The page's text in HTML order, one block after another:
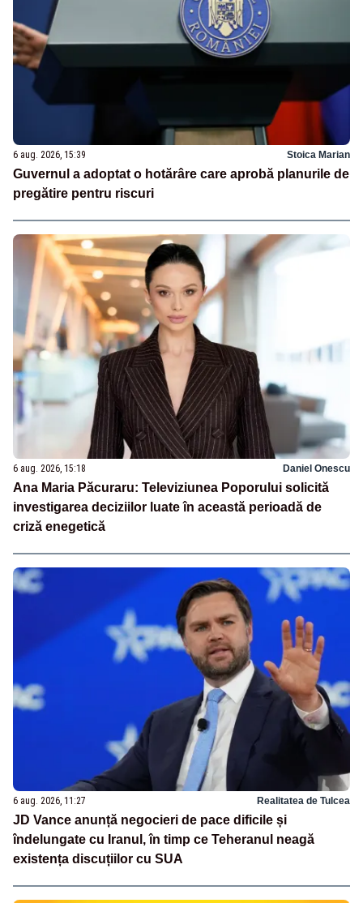
6 aug. 2026, 15:39 Stoica Marian
Guvernul a adoptat o hotărâre care aprobă planurile de
pregătire pentru riscuri
6 aug. 2026, 15:18 Daniel Onescu
Ana Maria Păcuraru: Televiziunea Poporului solicită
investigarea deciziilor luate în această perioadă de
criză enegetică
6 aug. 2026, 11:27 Realitatea de Tulcea
JD Vance anunță negocieri de pace dificile și
îndelungate cu Iranul, în timp ce Teheranul neagă
existența discuțiilor cu SUA